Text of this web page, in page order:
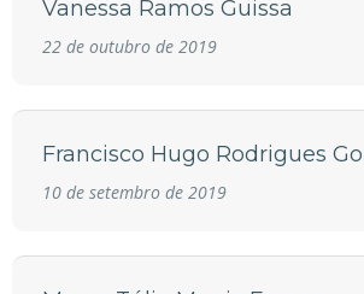
Vanessa Ramos Guissa
22 de outubro de 2019
Francisco Hugo Rodrigues
10 de setembro de 2019